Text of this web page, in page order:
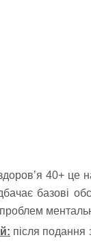
40+ це
базові
після